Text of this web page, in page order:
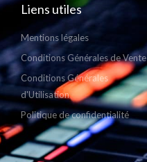
Liens utiles
Mentions légales
Conditions Générales de Vente
Conditions Générales
d'Utilisation
Politique de confidentialité